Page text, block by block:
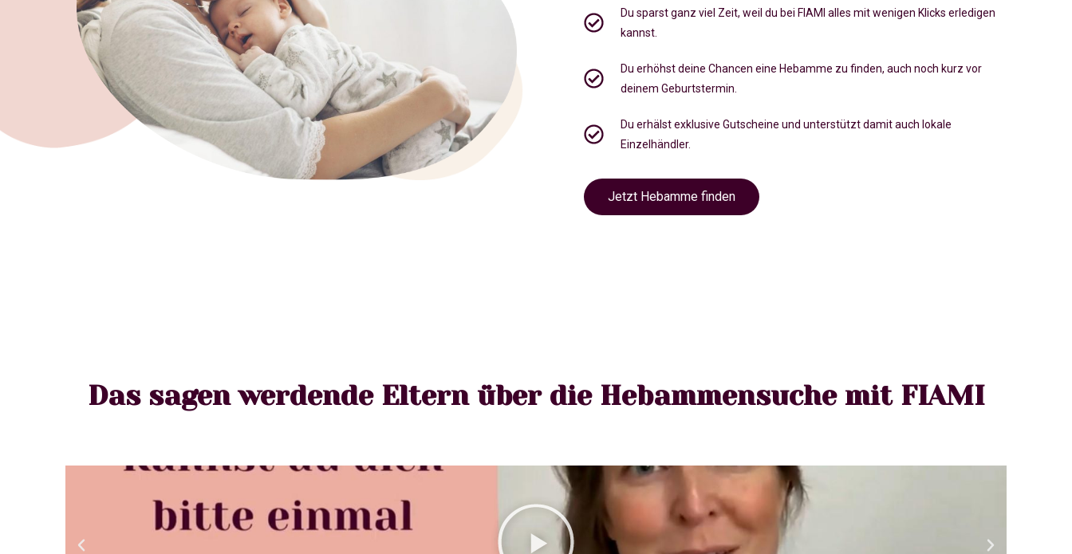
Du sparst ganz viel Zeit, weil du bei FIAMI alles mit wenigen Klicks erledigen
kannst.
Du erhöhst deine Chancen eine Hebamme zu finden, auch noch kurz vor
deinem Geburtstermin
Du erhälst exklusive Gutscheine und unterstützt damit auch lokale
Einzelhändler.
Jetzt Hebamme finden
Das sagen werdende Eltern über die Hebammensuche mit FIAMI